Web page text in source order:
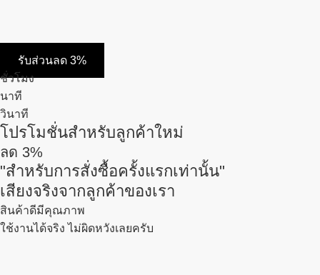
รับส่วนลด 3%
ชั่วโมง
นาที
วินาที
โปรโมชั่นสำหรับลูกค้าใหม่
ลด 3%
"สำหรับการสั่งซื้อครั้งแรกเท่านั้น"
เสียงจริงจากลูกค้าของเรา
สินค้าดีมีคุณภาพ
ใช้งานได้จริง ไม่ผิดหวังเลยครับ